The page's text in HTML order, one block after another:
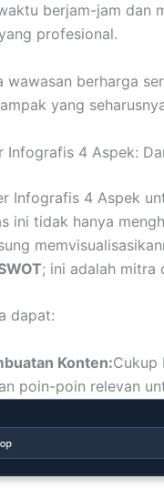
berjam-jam dan
profesional.
wawasan berharga
yang
Infografis 4 Aspek:
Infografis 4 Aspek
ini tidak hanya
; ini adalah mitra
dapat:
Konten:Cukup
poin-poin relevan